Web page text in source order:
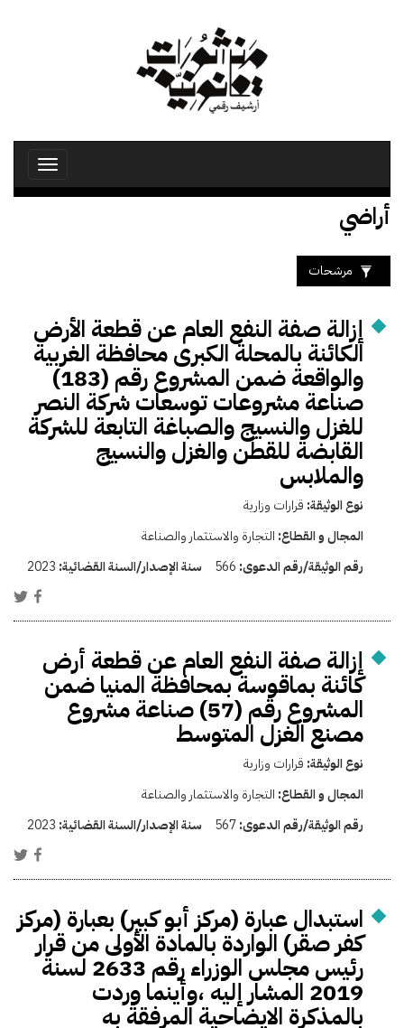
Toggle
أراضي
مرشحات
إزالة صفة النفع العام عن قطعة الأرض
الكائنة بالمحلة الكبرى محافظة الغربية
والواقعة ضمن المشروع رقم (183)
صناعة مشروعات توسعات شركة النصر
للغزل والنسيج والصباغة التابعة للشركة
القابضة للقطن والغزل والنسيج
والملابس
نوع الوثيقة: قرارات وزارية
المجال و القطاع: التجارة والاستثمار والصناعة
رقم الوثيقة/رقم الدعوى: 566 سنة الإصدار/السنة القضائية: 2023
إزالة صفة النفع العام عن قطعة أرض
كائنة بماقوسة بمحافظة المنيا ضمن
المشروع رقم (57) صناعة مشروع
مصنع الغزل المتوسط
نوع الوثيقة: قرارات وزارية
المجال و القطاع: التجارة والاستثمار والصناعة
رقم الوثيقة/رقم الدعوى:567 سنة الإصدار/السنة القضائية: 2023
استبدال عبارة (مركز أبو كبير) بعبارة (مركز
كفر صقر) الواردة بالمادة الأولى من قرار
رئيس مجلس الوزراء رقم 2633 لسنة
2019 المشار إليه ،وأينما وردت
بالمذكرة الايضاحية المرفقة به